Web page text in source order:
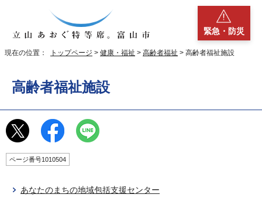
緊急・防災
現在の位置： トップページ > 健康・福祉 > 高齢者福祉 > 高齢者福祉施設
高齢者福祉施設
ページ番号1010504
あなたのまちの地域包括支援センター